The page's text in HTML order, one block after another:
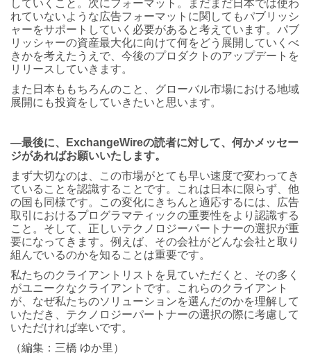
していくこと。次にフォーマット。まだまだ日本では使わ
れていないような広告フォーマットに関してもパブリッシ
ャーをサポートしていく必要があると考えています。パブ
リッシャーの資産最大化に向けて何をどう展開していくべ
きかを考えたうえで、今後のプロダクトのアップデートを
リリースしていきます。
また日本ももちろんのこと、グローバル市場における地域
展開にも投資をしていきたいと思います。
―最後に、ExchangeWireの読者に対して、何かメッセー
ジがあればお願いいたします。
まず大切なのは、この市場がとても早い速度で変わってき
ていることを認識することです。これは日本に限らず、他
の国も同様です。この変化にきちんと適応するには、広告
取引におけるプログラマティックの重要性をより認識する
こと。そして、正しいテクノロジーパートナーの選択が重
要になってきます。例えば、その会社がどんな会社と取り
組んでいるのかを知ることは重要です。
私たちのクライアントリストを見ていただくと、その多く
がユニークなクライアントです。これらのクライアント
が、なぜ私たちのソリューションを選んだのかを理解して
いただき、テクノロジーパートナーの選択の際に考慮して
いただければ幸いです。
（編集：三橋 ゆか里）